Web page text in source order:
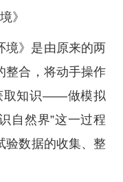
》
境》是由原来的两
整合，将动手操作
取知识——做模拟
自然界”这一过程
验数据的收集、整